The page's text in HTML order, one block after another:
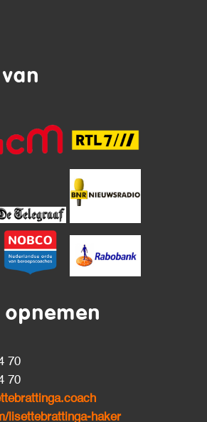
70
70
lisettebrattinga-haker